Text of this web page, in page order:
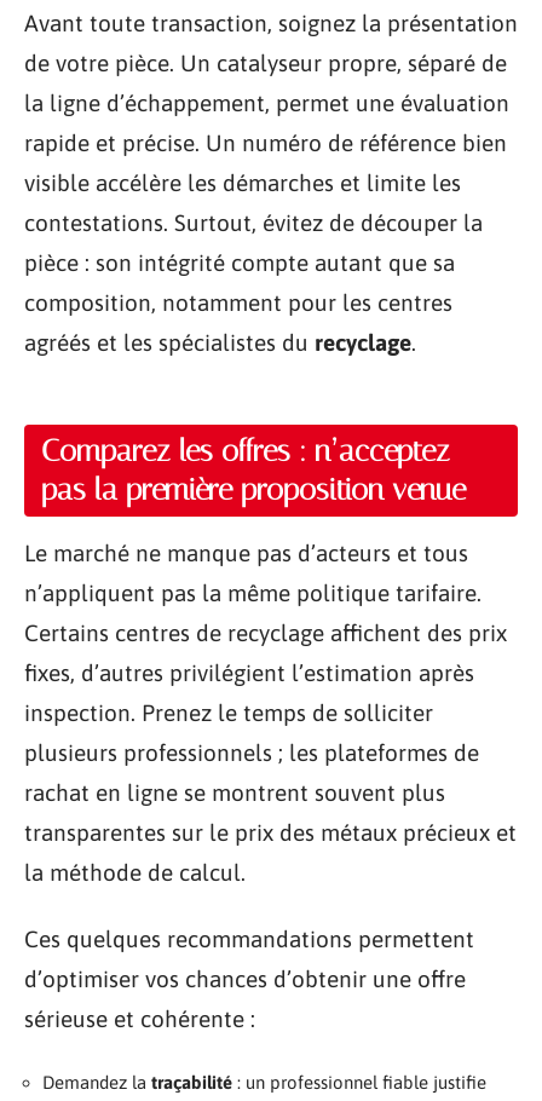
Avant toute transaction, soignez la présentation
de votre pièce. Un catalyseur propre, séparé de
la ligne d’échappement, permet une évaluation
rapide et précise. Un numéro de référence bien
visible accélère les démarches et limite les
contestations. Surtout, évitez de découper la
pièce : son intégrité compte autant que sa
composition, notamment pour les centres
agréés et les spécialistes du recyclage.
Comparez les offres : n’acceptez
pas la première proposition venue
Le marché ne manque pas d’acteurs et tous
n’appliquent pas la même politique tarifaire.
Certains centres de recyclage affichent des prix
fixes, d’autres privilégient l’estimation après
inspection. Prenez le temps de solliciter
plusieurs professionnels ; les plateformes de
rachat en ligne se montrent souvent plus
transparentes sur le prix des métaux précieux et
la méthode de calcul.
Ces quelques recommandations permettent
d’optimiser vos chances d’obtenir une offre
sérieuse et cohérente :
Demandez la traçabilité : un professionnel fiable justifie